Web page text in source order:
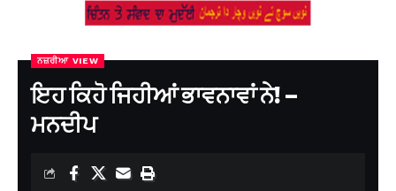
ਨਜ਼ਰੀਆ VIEW
ਇਹ ਕਿਹੋ ਜਿਹੀਆਂ ਭਾਵਨਾਵਾਂ ਨੇ! –
ਮਨਦੀਪ